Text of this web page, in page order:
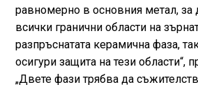
равномерно в основния метал, за
всички гранични области на
разпръснатата керамична фаза,
осигури защита на тези области“,
„Двете фази трябва да